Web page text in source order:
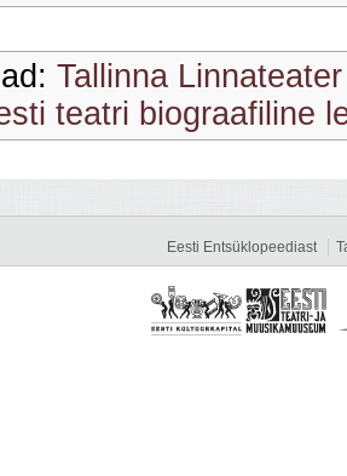
Tallinna Linnateater
teatri biograafiline
Eesti Entsüklopeediast